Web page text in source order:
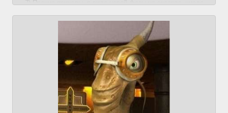
8) Длс с плащами, соевички уже рвутся что не все получили
А когда выйдет-то блять? - 13 июня, на консолях неизвестно
А 6 сезон выйдет уже только в 2025, после выхода альфы
Rogue Core
Купить:
https://store.steampowered.com/app/548430/Deep_Rock_Galactic/
Вики:
https://deeprockgalactic.wiki.gg/wiki/Deep_Rock_Galactic_Wiki
Reddit:https://www.reddit.com/r/DeepRockGalactic/
Инфа о дипдайвах, текущих миссиях:https://doublexp.net/